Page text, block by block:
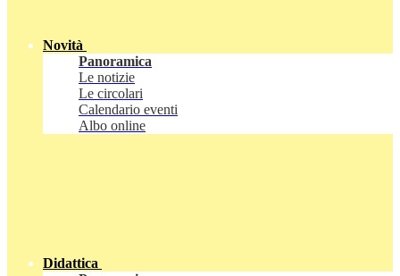
Novità
Panoramica
Le notizie
Le circolari
Calendario eventi
Albo online
Didattica